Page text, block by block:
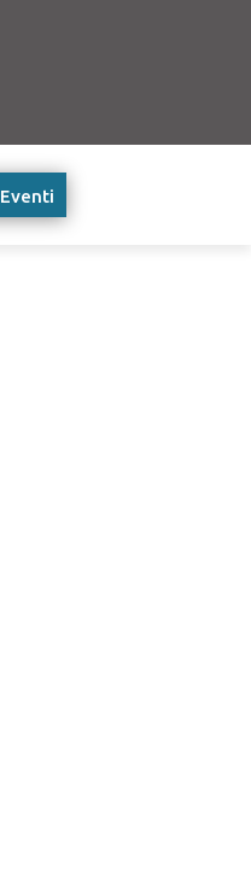
Eventi